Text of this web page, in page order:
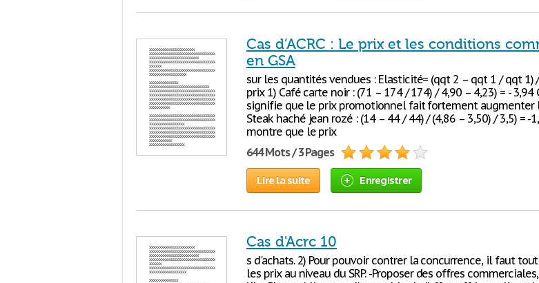
Cas d’ACRC : Le prix et les conditions
en GSA
sur les quantités vendues : Elasticité= (qqt 2 – qqt 1 / qqt 1)
prix 1) Café carte noir : (71 – 174 / 174) / 4,90 – 4,23) = - 3,94
signifie que le prix promotionnel fait fortement augmenter
Steak haché jean rozé : (14 – 44 / 44) / (4,86 – 3,50) / 3,5) = -
montre que le prix
644 Mots / 3 Pages
Lire la suite Enregistrer
Cas d'Acrc 10
s d'achats. 2) Pour pouvoir contrer la concurrence, il faut tout
les prix au niveau du SRP. -Proposer des offres